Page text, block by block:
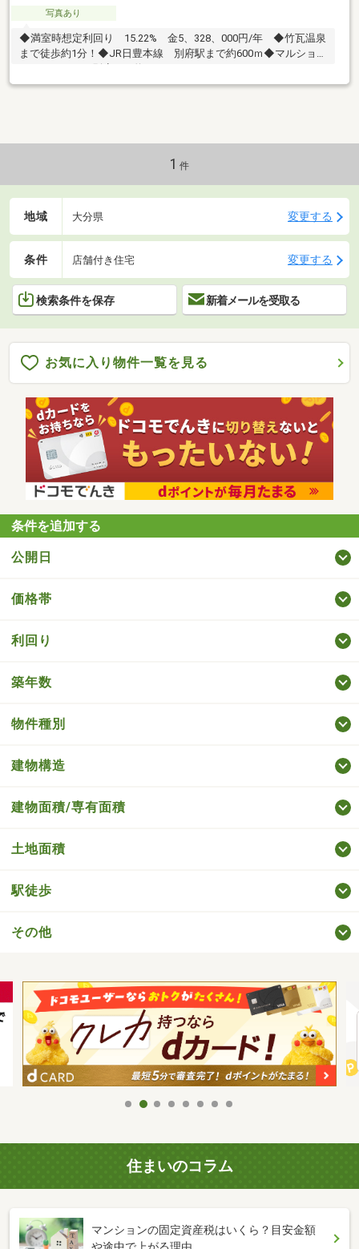
写真あり
◆満室時想定利回り 15.22% 金5、328、000円/年 ◆竹瓦温泉
まで徒歩約1分！◆JR日豊本線 別府駅まで約600ｍ◆マルショ
1 件
地域 大分県 変更する
条件 店舗付き住宅 変更する
検索条件を保存 新着メールを受取る
お気に入り物件一覧を見る
条件を追加する
公開日
価格帯
利回り
築年数
物件種別
建物構造
建物面積/専有面積
土地面積
駅徒歩
その他
住まいのコラム
マンションの固定資産税はいくら？目安金額